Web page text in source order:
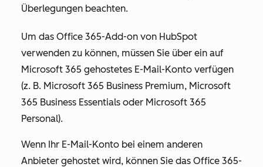
Überlegungen beachten.
Um das Office 365-Add-on von HubSpot
verwenden zu können, müssen Sie über ein auf
Microsoft 365 gehostetes E-Mail-Konto verfügen
(z. B. Microsoft 365 Business Premium, Microsoft
365 Business Essentials oder Microsoft 365
Personal).
Wenn Ihr E-Mail-Konto bei einem anderen
Anbieter gehostet wird, können Sie das Office 365-